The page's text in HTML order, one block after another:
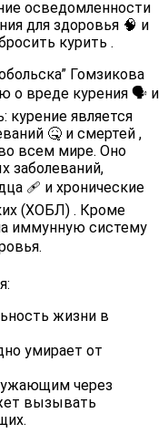
осведомленности
для здоровья 🧠 и
курить .
Гомзикова
о вреде курения 🗣️ и
курение является
🤒 и смертей ,
всем мире. Оно
заболеваний,
️‍🩹 и хронические
(ХОБЛ) . Кроме
иммунную систему
жизни в
умирает от
через
вызывать